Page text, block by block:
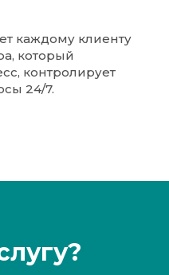
каждому клиенту
который
контролирует
24/7.